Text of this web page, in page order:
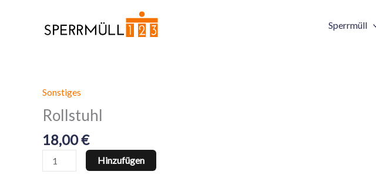
Sperrmüll
Sonstiges
Rollstuhl
18,00€
Rollstuhl
Menge
Hinzufügen